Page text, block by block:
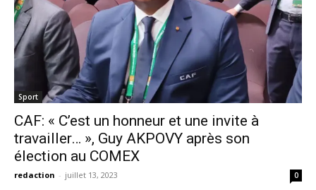
Sport
CAF: « C’est un honneur et une invite à
travailler… », Guy AKPOVY après son
élection au COMEX
redaction - juillet 13, 2023 0